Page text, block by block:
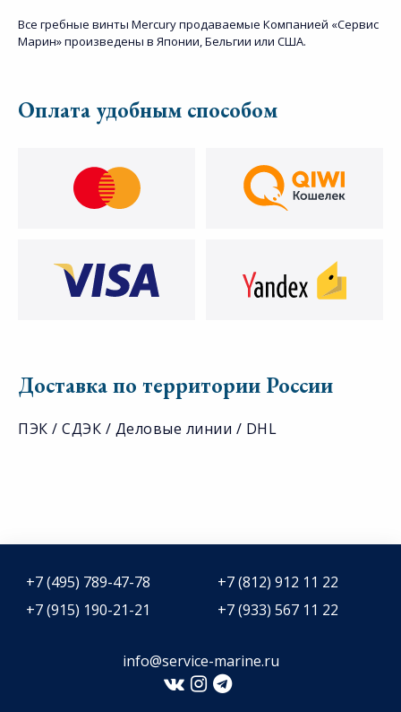
Все гребные винты Mercury продаваемые Компанией «Сервис
Марин» произведены в Японии, Бельгии или США.
Оплата удобным способом
Доставка по территории России
ПЭК / СДЭК / Деловые линии / DHL
+7 (495) 789-47-78
+7 (812) 912 11 22
+7 (915) 190-21-21
+7 (933) 567 11 22
info@service-marine.ru​​